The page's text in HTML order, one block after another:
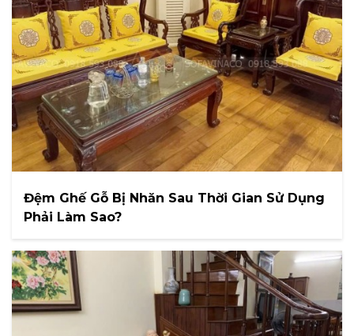
Đệm Ghế Gỗ Bị Nhăn Sau Thời Gian Sử Dụng
Phải Làm Sao?